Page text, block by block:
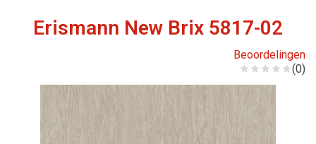
Erismann New Brix 5817-02
Beoordelingen
(0)